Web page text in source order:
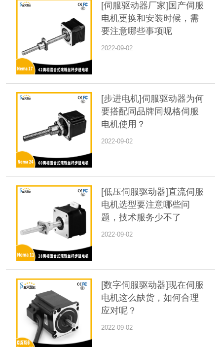
[伺服驱动器厂家]国产伺服
电机更换和安装时候，需
要注意哪些事项呢
2022-09-02
[步进电机]伺服驱动器为何
要搭配同品牌同规格伺服
电机使用？
2022-09-02
[低压伺服驱动器]直流伺服
电机选型要注意哪些问
题，技术服务少不了
2022-09-02
[数字伺服驱动器]现在伺服
电机这么缺货，如何合理
应对呢？
2022-09-02